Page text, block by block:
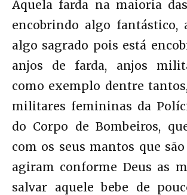
Aquela farda na maioria
encobrindo algo fantástico,
algo sagrado pois está
anjos de farda, anjos
como exemplo dentre
militares femininas da
do Corpo de Bombeiros,
com os seus mantos que
agiram conforme Deus as
salvar aquele bebe de